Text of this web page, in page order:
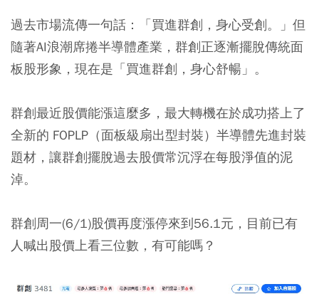
過去市場流傳一句話：「買進群創，身心受創。」但
隨著AI浪潮席捲半導體產業，群創正逐漸擺脫傳統面
板股形象，現在是「買進群創，身心舒暢」。
群創最近股價能漲這麼多，最大轉機在於成功搭上了
全新的 FOPLP（面板級扇出型封裝）半導體先進封裝
題材，讓群創擺脫過去股價常沉浮在每股淨值的泥
淖。
群創周一(6/1)股價再度漲停來到56.1元，目前已有
人喊出股價上看三位數，有可能嗎？